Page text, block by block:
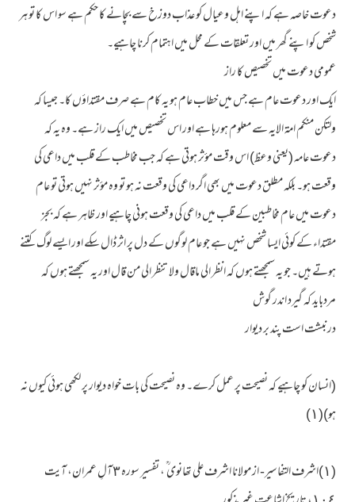
دعوت خاصہ ہے کہ اپنے اہل وعیال کو عذاب دوزخ سے بچانے کا حکم ہے سو اس کا تو ہر
شخص کو اپنے گھر میں اور تعلقات کے محل میں اہتمام کرنا چاہیے۔
عمومی دعوت میں تخصیص کا راز
ایک اور دعوت عام ہے جس میں خطاب عام ہو یہ کام ہے صرف مقتداؤں کا۔ جیسا کہ
ولتکن منکم امۃ الایہ سے معلوم ہورہا ہے اور اس تخصیص میں ایک راز ہے۔ وہ یہ کہ
دعوت عامہ (یعنی وعظ) اس وقت مؤثر ہوتی ہے کہ جب مخاطب کے قلب میں داعی کی
وقعت ہو۔ بلکہ مطلق دعوت میں بھی اگر داعی کی وقعت نہ ہو تو وہ مؤثر نہیں ہوتی تو عام
دعوت میں عام مخاطبین کے قلب میں داعی کی وقعت ہونی چاہیے اور ظاہر ہے کہ بجز
مقتداء کے کوئی ایسا شخص نہیں ہے جو عام لوگوں کے دل پر اثر ڈال سکے اور ایسے لوگ کتنے
ہوتے ہیں۔ جو یہ سمجھتے ہوں کہ انظر الی ماقال ولا تنظر الی من قال اور یہ سمجھتے ہوں کہ
مردباید کہ گیرد اندر گوش
درنبشت است پند بر دیوار
(انسان کو چاہیے کہ نصیحت پر عمل کرے۔ وہ نصیحت کی بات خواہ دیوار پر لکھی ہوئی کیوں نہ
ہو)(١)
(١)اشرف التفاسیر- از مولانا اشرف علی تھانوی ؒ ، تفسیر سورہ ٣آلِ عمران، آیت